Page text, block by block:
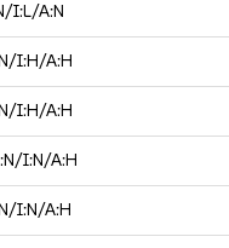
I:L/A:N
I:H/A:H
I:H/A:H
I:N/A:H
I:N/A:H